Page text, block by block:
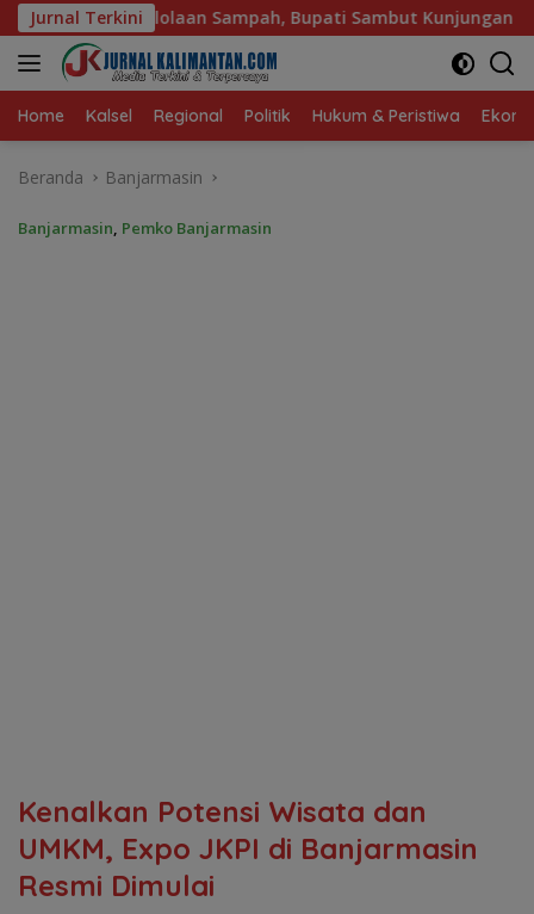
Langsung
ke
konten
Jurnal Terkini
Bupati Sambut Kunjungan Istri Menteri LH Sambut
Home Kalsel Regional Politik Hukum & Peristiwa
Beranda Banjarmasin
Banjarmasin, Pemko Banjarmasin
Kenalkan Potensi Wisata dan
UMKM, Expo JKPI di Banjarmasin
Resmi Dimulai